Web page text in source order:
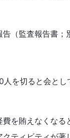
（監査報告書；
を切ると会とし
を賄えなくなる